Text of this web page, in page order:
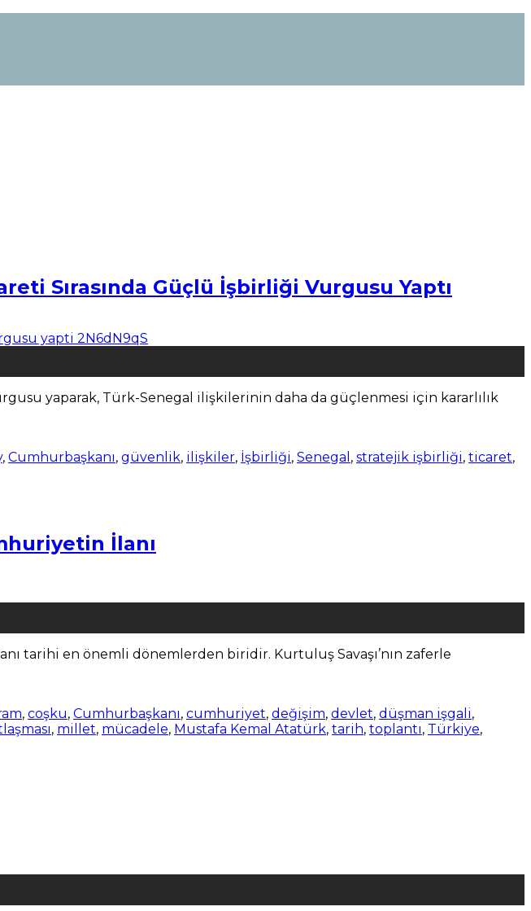
Sırasında Güçlü İşbirliği Vurgusu Yaptı
yaparak, Türk-Senegal ilişkilerinin daha da güçlenmesi için kararlılık
, Cumhurbaşkanı, güvenlik, ilişkiler, İşbirliği, Senegal , stratejik işbirliği, ticaret,
İlanı
tarihi en önemli dönemlerden biridir. Kurtuluş Savaşı’nın zaferle
, coşku, Cumhurbaşkanı, cumhuriyet, değişim, devlet, düşman işgali,
, millet, mücadele, Mustafa Kemal Atatürk, tarih, toplantı, Türkiye,